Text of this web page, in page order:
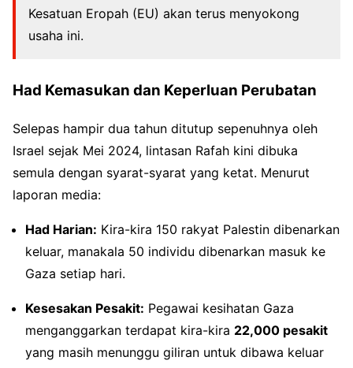
Kesatuan Eropah (EU) akan terus menyokong
usaha ini.
Had Kemasukan dan Keperluan Perubatan
Selepas hampir dua tahun ditutup sepenuhnya oleh
Israel sejak Mei 2024, lintasan Rafah kini dibuka
semula dengan syarat-syarat yang ketat. Menurut
laporan media:
Had Harian: Kira-kira 150 rakyat Palestin dibenarkan
keluar, manakala 50 individu dibenarkan masuk ke
Gaza setiap hari.
Kesesakan Pesakit: Pegawai kesihatan Gaza
menganggarkan terdapat kira-kira 22,000 pesakit
yang masih menunggu giliran untuk dibawa keluar